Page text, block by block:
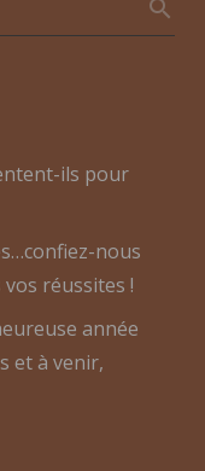
ils pour
nous
réussites !
année
et à venir,